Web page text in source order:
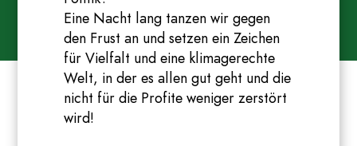
Eine Nacht lang tanzen wir gegen
den Frust an und setzen ein Zeichen
für Vielfalt und eine klimagerechte
Welt, in der es allen gut geht und die
nicht für die Profite weniger zerstört
wird!